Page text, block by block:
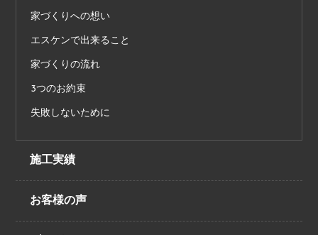
家づくりへの想い
エスケンで出来ること
家づくりの流れ
3つのお約束
失敗しないために
施工実績
お客様の声